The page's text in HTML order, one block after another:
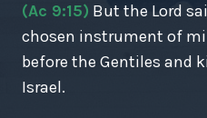
(Ac 9:15) But the Lord
chosen instrument of
before the Gentiles and
Israel.